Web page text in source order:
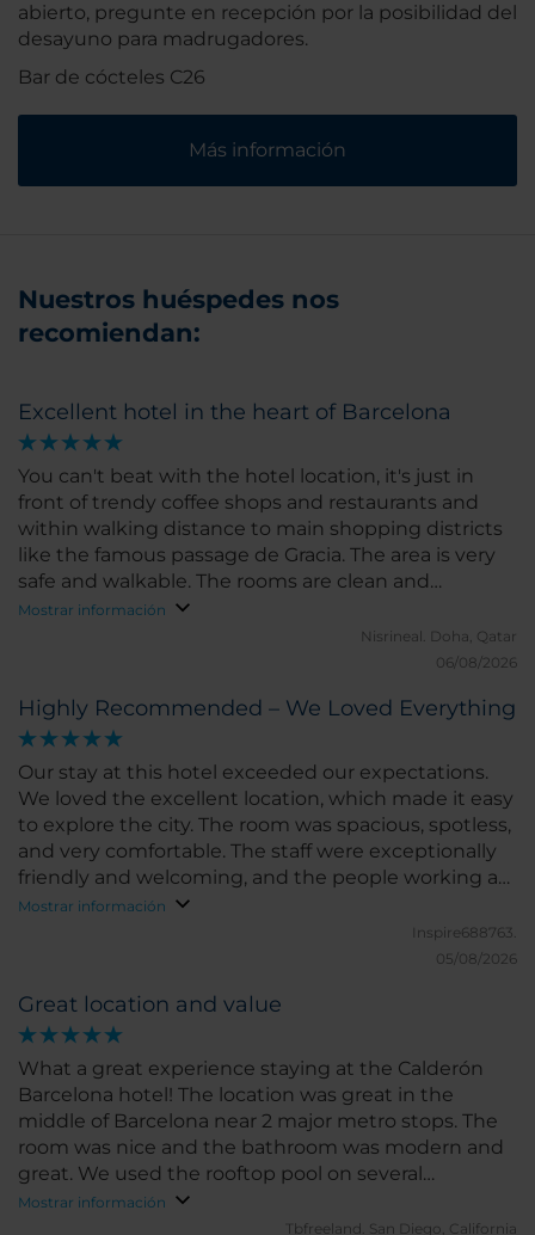
abierto, pregunte en recepción por la posibilidad del
desayuno para madrugadores.
Bar de cócteles C26
Más información
Nuestros huéspedes nos
recomiendan:
Excellent hotel in the heart of Barcelona
You can't beat with the hotel location, it's just in
front of trendy coffee shops and restaurants and
within walking distance to main shopping districts
like the famous passage de Gracia. The area is very
safe and walkable. The rooms are clean and
comfortable, Ac is excellent, breakfast is very good
and varied. All staff are polite, kind and helpful. They
have a guest relation staff ready to assist you with
our stay even more enjoyable. Very nice view of
Barcelona from the rooftop bar. I highly recommend
this hotel.
Mostrar información
Nisrineal.
Doha, Qatar
06/08/2026
Highly Recommended – We Loved Everything
Our stay at this hotel exceeded our expectations.
We loved the excellent location, which made it easy
to explore the city. The room was spacious, spotless,
and very comfortable. The staff were exceptionally
friendly and welcoming, and the people working at
breakfast were always kind, attentive, and made
Mostrar información
Inspire688763.
05/08/2026
Great location and value
What a great experience staying at the Calderón
Barcelona hotel! The location was great in the
middle of Barcelona near 2 major metro stops. The
room was nice and the bathroom was modern and
great. We used the rooftop pool on several
occasions, great view from the top. The staff was
friendly and helpful. We would definitely stay there
Mostrar información
Tbfreeland. San Diego, California